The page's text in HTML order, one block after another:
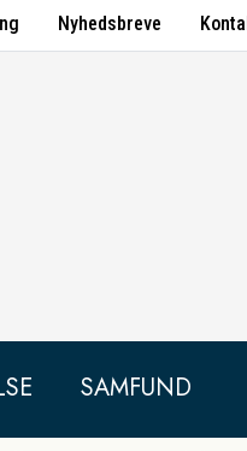
Nyhedsbreve
SAMFUND